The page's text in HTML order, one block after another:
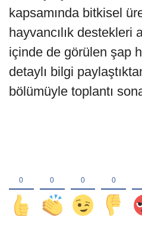
kapsamında bitkisel
hayvancılık destekleri
içinde de görülen şap
detaylı bilgi
bölümüyle toplantı